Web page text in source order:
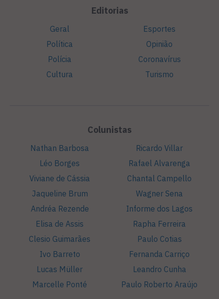
Editorias
Geral
Política
Polícia
Cultura
Esportes
Opinião
Coronavírus
Turismo
Colunistas
Nathan Barbosa
Léo Borges
Viviane de Cássia
Jaqueline Brum
Andréa Rezende
Elisa de Assis
Clesio Guimarães
Ivo Barreto
Lucas Müller
Marcelle Ponté
Ricardo Villar
Rafael Alvarenga
Chantal Campello
Wagner Sena
Informe dos Lagos
Rapha Ferreira
Paulo Cotias
Fernanda Carriço
Leandro Cunha
Paulo Roberto Araújo